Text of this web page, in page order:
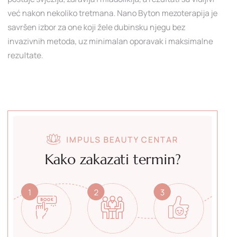
već nakon nekoliko tretmana. Nano Byton mezoterapija je
savršen izbor za one koji žele dubinsku njegu bez
invazivnih metoda, uz minimalan oporavak i maksimalne
rezultate.
IMPULS BEAUTY CENTAR
Kako zakazati termin?
1 2 3